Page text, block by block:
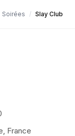
Soirées / Slay Club
France